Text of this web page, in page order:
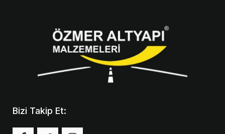
Bizi Takip Et: